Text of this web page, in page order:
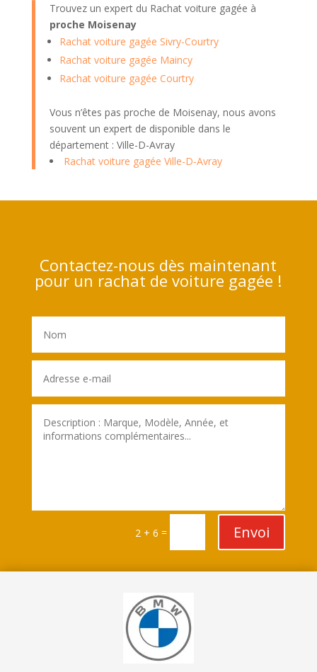
Trouvez un expert du Rachat voiture gagée à
proche Moisenay
Rachat voiture gagée Sivry-Courtry
Rachat voiture gagée Maincy
Rachat voiture gagée Courtry
Vous n’êtes pas proche de Moisenay, nous avons
souvent un expert de disponible dans le
département : Ville-D-Avray
Rachat voiture gagée Ville-D-Avray
Contactez-nous dès maintenant
pour un rachat de voiture gagée !
2 + 6 = Envoi